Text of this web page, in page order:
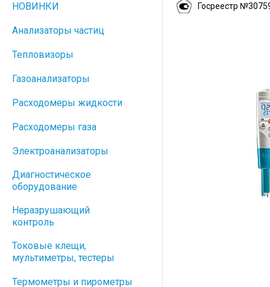
Госреестр
НОВИНКИ
Анализаторы частиц
Тепловизоры
Газоанализаторы
Расходомеры жидкости
Расходомеры газа
Электроанализаторы
Диагностическое
оборудование
Неразрушающий
контроль
Токовые клещи,
мультиметры, тестеры
Термометры и пирометры